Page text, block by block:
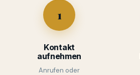
1
Kontakt
aufnehmen
Anrufen oder